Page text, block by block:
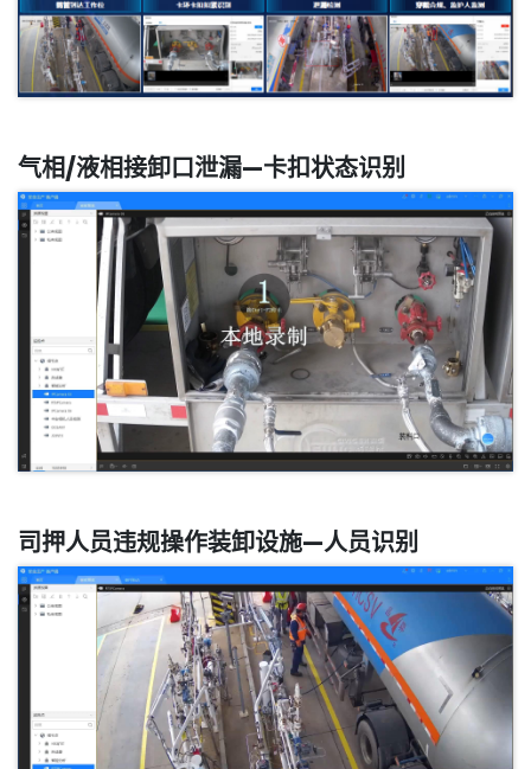
气相/液相接卸口泄漏—卡扣状态识别
司押人员违规操作装卸设施—人员识别